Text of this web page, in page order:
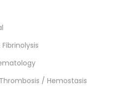
/ Hemostasis